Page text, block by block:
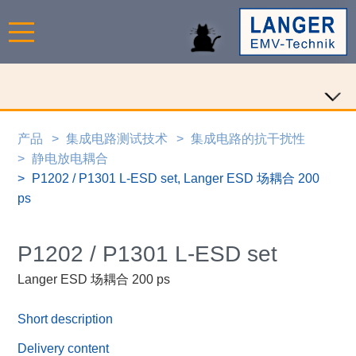
产品 集成电路测试技术
集成电路的抗干扰性
静电放电耦合
P1202 / P1301 L-ESD set, Langer ESD 场耦合 200
ps
P1202 / P1301 L-ESD set
Langer ESD 场耦合 200 ps
Short description
Delivery content